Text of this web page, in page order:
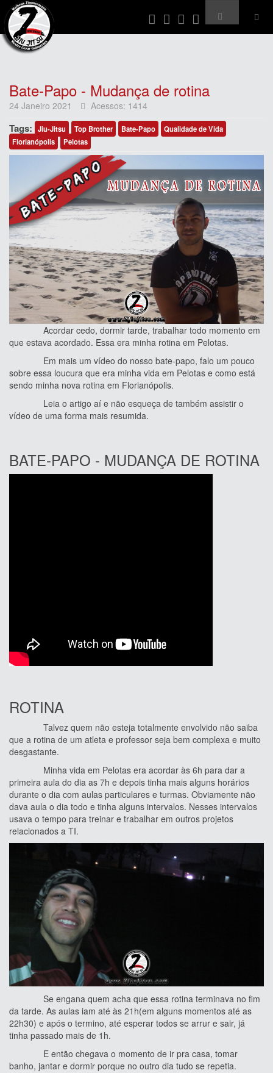
Bate-Papo - Mudança de rotina
24 Janeiro 2021 Acessos: 1414
Tags: Jiu-Jitsu Top Brother Bate-Papo
Qualidade de Vida
Florianópolis
Pelotas
Acordar cedo, dormir tarde, trabalhar todo momento em
que estava acordado. Essa era minha rotina em Pelotas.
Em mais um vídeo do nosso bate-papo, falo um pouco
sobre essa loucura que era minha vida em Pelotas e como está
sendo minha nova rotina em Florianópolis.
Leia o artigo aí e não esqueça de também assistir o
vídeo de uma forma mais resumida.
BATE-PAPO - MUDANÇA DE ROTINA
ROTINA
Talvez quem não esteja totalmente envolvido não saiba
que a rotina de um atleta e professor seja bem complexa e muito
desgastante.
Minha vida em Pelotas era acordar às 6h para dar a
primeira aula do dia as 7h e depois tinha mais alguns horários
durante o dia com aulas particulares e turmas. Obviamente não
dava aula o dia todo e tinha alguns intervalos. Nesses intervalos
usava o tempo para treinar e trabalhar em outros projetos
relacionados a TI.
Se engana quem acha que essa rotina terminava no fim
da tarde. As aulas iam até às 21h(em alguns momentos até as
22h30) e após o termino, até esperar todos se arrur e sair, já
tinha passado mais de 1h.
E então chegava o momento de ir pra casa, tomar
banho, jantar e dormir porque no outro dia tudo se repetia.